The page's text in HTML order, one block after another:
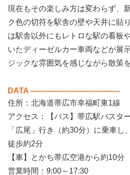
現在もその楽しみ方は変わらず、
ク色の切符を駅舎の壁や天井に貼
は駅舎以外にもレトロな駅の看板
いたディーゼルカー車両などが展
ジックな雰囲気を感じながら散策
DATA -------------------------------------
住所：北海道帯広市幸福町東1線
アクセス：【バス】帯広駅バスタ
「広尾」行き（約30分）に乗車し
徒歩約2分
【車】とかち帯広空港から約10分
営業時間：9:00～17:30